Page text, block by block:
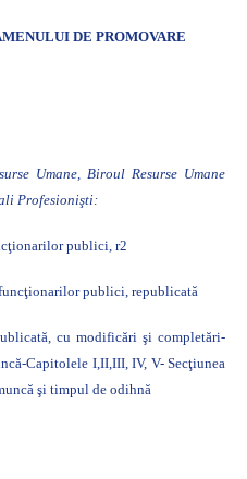
DE PROMOVARE
Umane, Biroul Resurse Umane
Profesionişti:
publici, r2
publici, republicată
cu modificări şi completări-
Capitolele I,II,III, IV, V- Secţiunea
şi timpul de odihnă